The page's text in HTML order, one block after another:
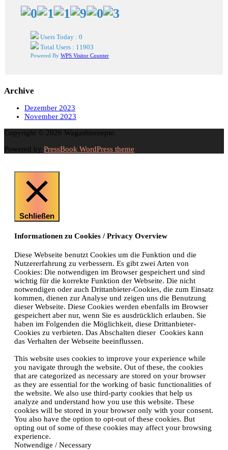
Users Today : 0
Total Users : 11903
Powered By WPS Visitor Counter
Archive
Dezember 2023
November 2023
Copyright © 2026 Wagashirezepte.
Powered by PressBook WordPress theme
Schließen
Informationen zu Cookies / Privacy Overview
Diese Webseite benutzt Cookies um die Funktion und die
Nutzererfahrung zu verbessern. Es gibt zwei Arten von
Cookies: Die notwendigen im Browser gespeichert und sind
wichtig für die korrekte Funktion der Webseite. Die nicht
notwendigen oder auch Drittanbieter-Cookies, die zum Einsatz
kommen, dienen zur Analyse und zeigen uns die Benutzung
dieser Webseite. Diese Cookies werden ebenfalls im Browser
gespeichert aber nur, wenn Sie es ausdrücklich erlauben. Sie
haben im Folgenden die Möglichkeit, diese Drittanbieter-
Cookies zu verbieten. Das Abschalten dieser Cookies kann
das Verhalten der Webseite beeinflussen.
This website uses cookies to improve your experience while
you navigate through the website. Out of these, the cookies
that are categorized as necessary are stored on your browser
as they are essential for the working of basic functionalities of
the website. We also use third-party cookies that help us
analyze and understand how you use this website. These
cookies will be stored in your browser only with your consent.
You also have the option to opt-out of these cookies. But
opting out of some of these cookies may affect your browsing
experience.
Notwendige / Necessary